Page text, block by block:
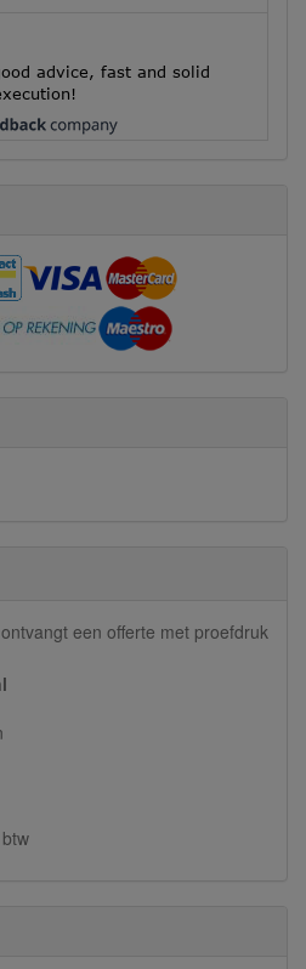
advice, fast and solid
een offerte met proefdruk